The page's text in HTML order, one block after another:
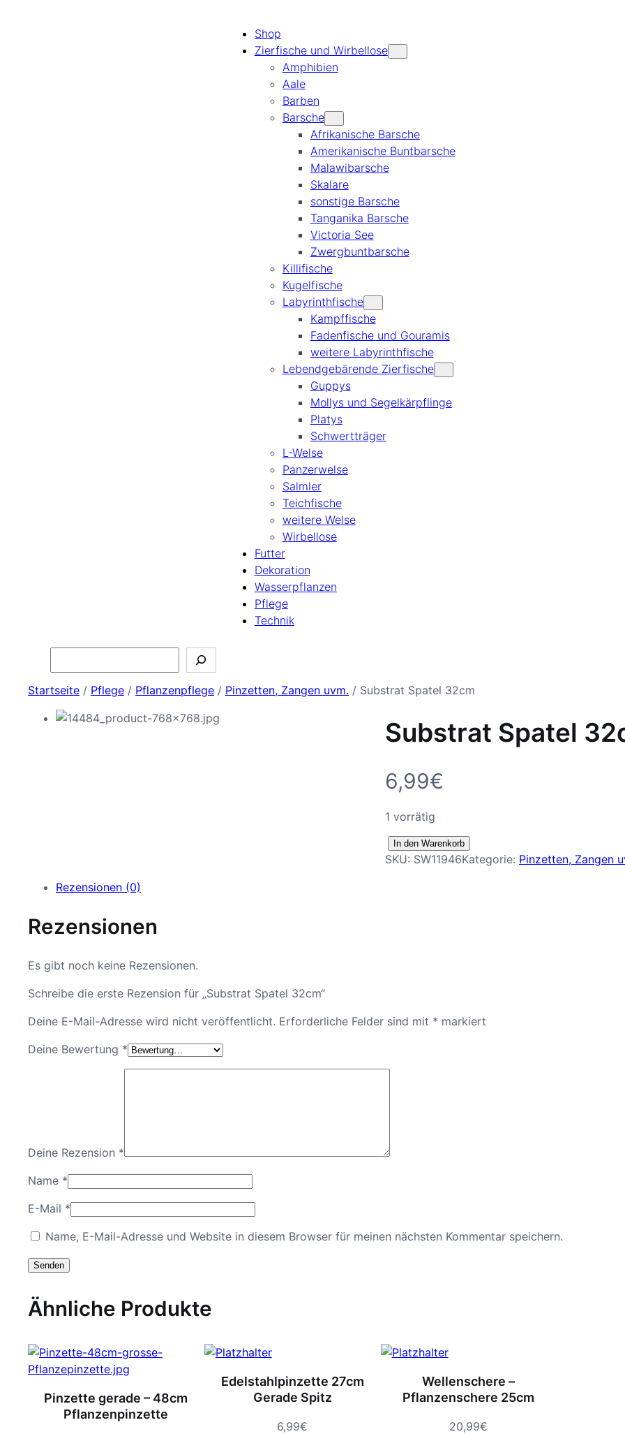
Shop
Zierfische und Wirbellose
Amphibien
Aale
Barben
Barsche
Afrikanische Barsche
Amerikanische Buntbarsche
Malawibarsche
Skalare
sonstige Barsche
Tanganika Barsche
Victoria See
Zwergbuntbarsche
Killifische
Kugelfische
Labyrinthfische
Kampffische
Fadenfische und Gouramis
weitere Labyrinthfische
Lebendgebärende Zierfische
Guppys
Mollys und Segelkärpflinge
Platys
Schwertträger
L-Welse
Panzerwelse
Salmler
Teichfische
weitere Welse
Wirbellose
Futter
Dekoration
Wasserpflanzen
Pflege
Technik
Startseite / Pflege / Pflanzenpflege / Pinzetten, Zangen uvm. / Substrat Spatel 32cm
Substrat Spatel
6,99€
1 vorrätig
u
t
In den Warenkorb
SKU: SW11946Kategorie: Pinzetten, Zangen
Rezensionen (0)
Rezensionen
Es gibt noch keine Rezensionen.
Schreibe die erste Rezension für „Substrat Spatel 32cm“
Deine E-Mail-Adresse wird nicht veröffentlicht. Erforderliche Felder sind mit * markiert
Deine Bewertung *
Deine Rezension *
Name *
E-Mail *
Name, E-Mail-Adresse und Website in diesem Browser für meinen nächsten Kommentar speichern.
Ähnliche Produkte
Pinzette gerade – 48cm
Pflanzenpinzette
Edelstahlpinzette 27cm
Gerade Spitz
6,99€
Wellenschere –
Pflanzenschere 25cm
20,99€